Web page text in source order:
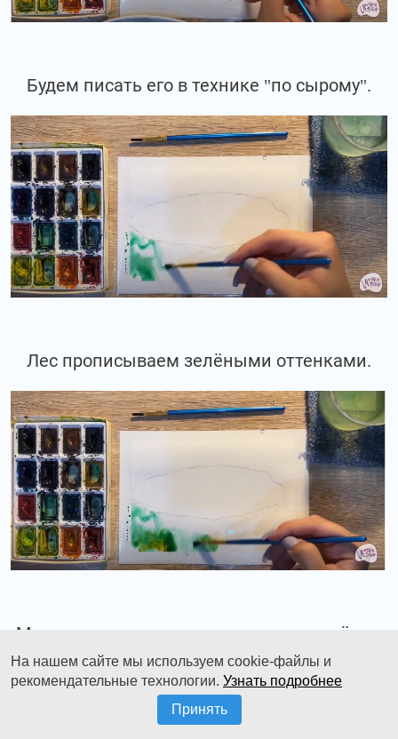
Будем писать его в технике "по сырому".
Лес прописываем зелёными оттенками.
Мы можем использовать травную зелёную
в смеси с охрой.
На нашем сайте мы используем cookie-файлы и
рекомендательные технологии. Узнать подробнее
Принять